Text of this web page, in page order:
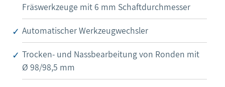
Fräswerkzeuge mit 6 mm Schaftdurchmesser
Automatischer Werkzeugwechsler
Trocken- und Nassbearbeitung von Ronden mit
Ø 98/98,5 mm